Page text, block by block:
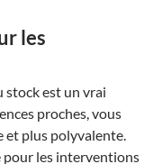
les
stock est un vrai
proches, vous
et plus polyvalente.
les interventions